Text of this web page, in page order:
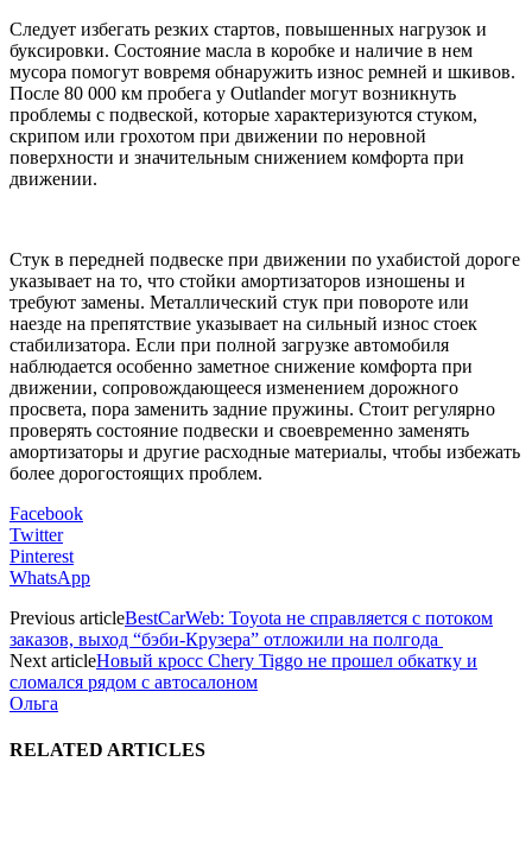
Следует избегать резких стартов, повышенных нагрузок и
буксировки. Состояние масла в коробке и наличие в нем
мусора помогут вовремя обнаружить износ ремней и шкивов.
После 80 000 км пробега у Outlander могут возникнуть
проблемы с подвеской, которые характеризуются стуком,
скрипом или грохотом при движении по неровной
поверхности и значительным снижением комфорта при
движении.
Стук в передней подвеске при движении по ухабистой дороге
указывает на то, что стойки амортизаторов изношены и
требуют замены. Металлический стук при повороте или
наезде на препятствие указывает на сильный износ стоек
стабилизатора. Если при полной загрузке автомобиля
наблюдается особенно заметное снижение комфорта при
движении, сопровождающееся изменением дорожного
просвета, пора заменить задние пружины. Стоит регулярно
проверять состояние подвески и своевременно заменять
амортизаторы и другие расходные материалы, чтобы избежать
более дорогостоящих проблем.
Facebook
Twitter
Pinterest
WhatsApp
Previous articleBestCarWeb: Toyota не справляется с потоком
заказов, выход “бэби-Крузера” отложили на полгода
Next articleНовый кросс Chery Tiggo не прошел обкатку и
сломался рядом с автосалоном
Ольга
RELATED ARTICLES